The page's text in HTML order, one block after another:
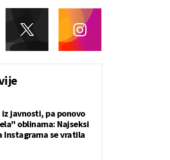
iz javnosti, pa ponovo
oblinama: Najseksi
Instagrama se vratila